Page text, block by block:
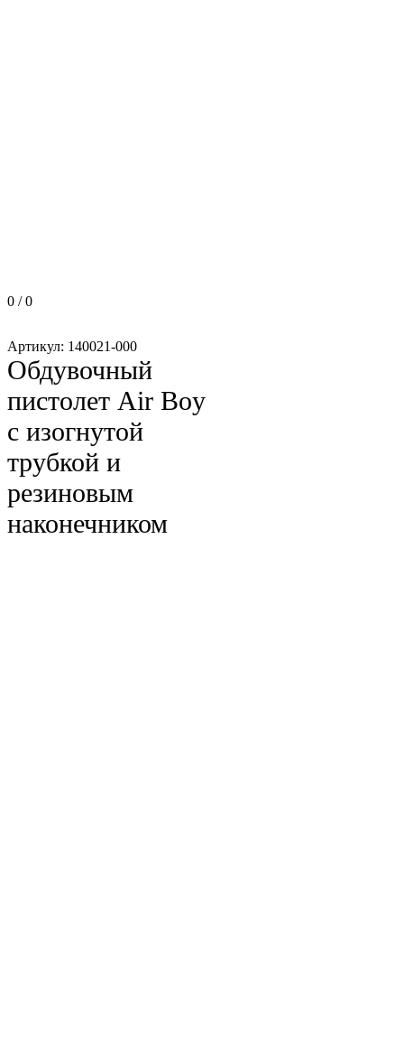
0 / 0
Артикул: 140021-000
Обдувочный
пистолет Air Boy
с изогнутой
трубкой и
резиновым
наконечником